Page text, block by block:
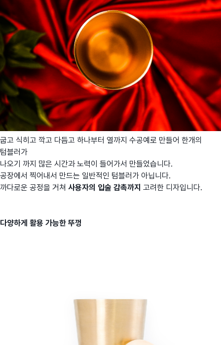
굽고 식히고 깍고 다듬고 하나부터 열까지 수공예로 만들어 한개의
텀블러가
나오기 까지 많은 시간과 노력이 들어가서 만들었습니다.
공장에서 찍어내서 만드는 일반적인 텀블러가 아닙니다.
까다로운 공정을 거쳐 사용자의 입술 감촉까지 고려한 디자입니다.
다양하게 활용 가능한 뚜껑